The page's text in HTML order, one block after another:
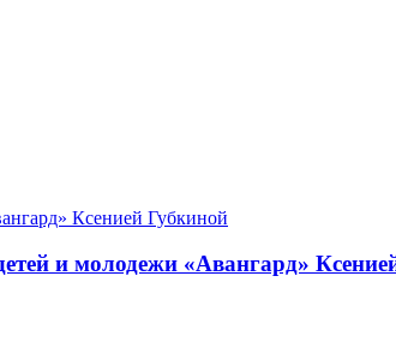
и молодежи «Авангард»